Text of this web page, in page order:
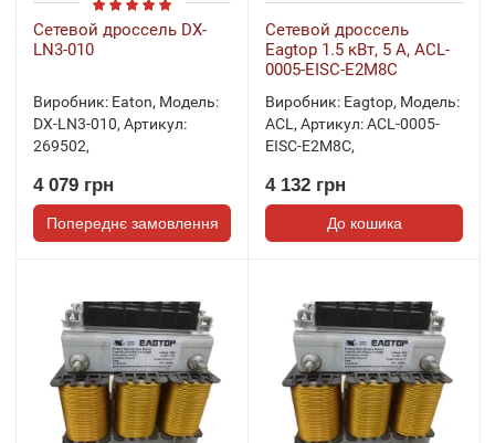
Сетевой дроссель DX-
LN3-010
Виробник: Eaton, Модель:
DX-LN3-010, Артикул:
269502,
4 079 грн
Попереднє замовлення
Сетевой дроссель
Eagtop 1.5 кВт, 5 А, ACL-
0005-EISC-E2M8C
Виробник: Eagtop, Модель:
ACL, Артикул:ACL-0005-
EISC-E2M8C,
4 132 грн
До кошика